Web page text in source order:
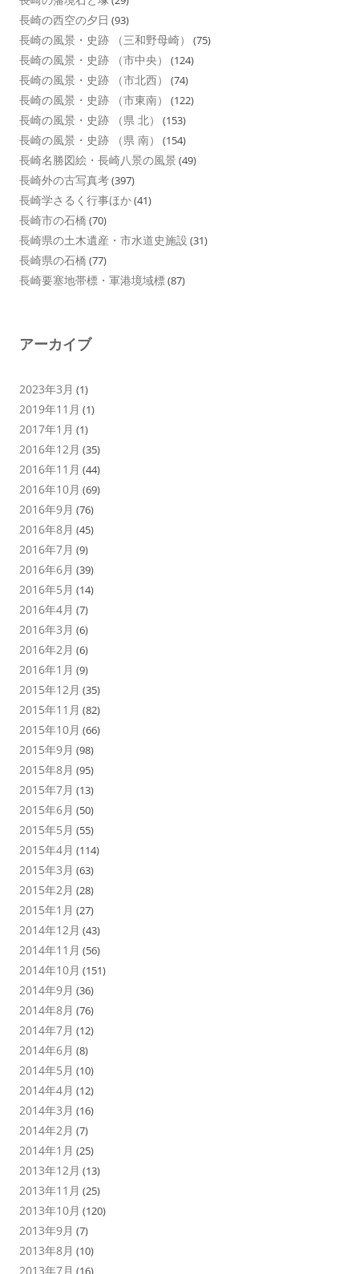
長崎の西空の夕日 (93)
長崎の風景・史跡 （三和野母崎） (75)
長崎の風景・史跡 （市中央） (124)
長崎の風景・史跡 （市北西） (74)
長崎の風景・史跡 （市東南） (122)
長崎の風景・史跡 （県 北） (153)
長崎の風景・史跡 （県 南） (154)
長崎名勝図絵・長崎八景の風景 (49)
長崎外の古写真考(397)
長崎学さるく行事ほか(41)
長崎市の石橋 (70)
長崎県の土木遺産・市水道史施設 (31)
長崎県の石橋 (77)
長崎要塞地帯標・軍港境域標(87)
アーカイブ
2023年3月 (1)
2019年11月 (1)
2017年1月 (1)
2016年12月 (35)
2016年11月 (44)
2016年10月 (69)
2016年9月 (76)
2016年8月 (45)
2016年7月 (9)
2016年6月 (39)
2016年5月 (14)
2016年4月 (7)
2016年3月 (6)
2016年2月 (6)
2016年1月 (9)
2015年12月 (35)
2015年11月 (82)
2015年10月 (66)
2015年9月 (98)
2015年8月 (95)
2015年7月 (13)
2015年6月 (50)
2015年5月 (55)
2015年4月 (114)
2015年3月 (63)
2015年2月 (28)
2015年1月 (27)
2014年12月 (43)
2014年11月 (56)
2014年10月 (151)
2014年9月 (36)
2014年8月 (76)
2014年7月 (12)
2014年6月 (8)
2014年5月 (10)
2014年4月 (12)
2014年3月 (16)
2014年2月 (7)
2014年1月 (25)
2013年12月 (13)
2013年11月 (25)
2013年10月 (120)
2013年9月 (7)
2013年8月 (10)
2013年7月 (16)